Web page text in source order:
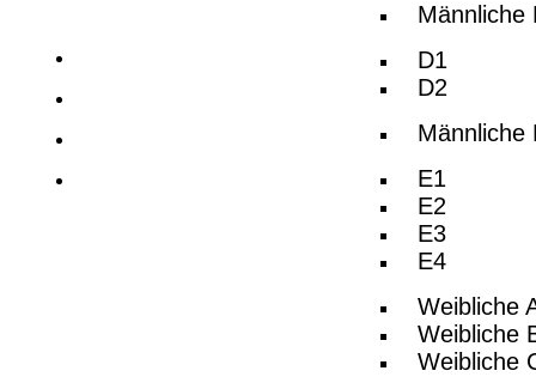
Männliche
D1
D2
Männliche
E1
E2
E3
E4
Weibliche
Weibliche
Weibliche
Ansprechpartner